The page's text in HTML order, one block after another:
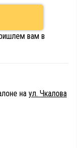
вам в
на ул. Чкалова